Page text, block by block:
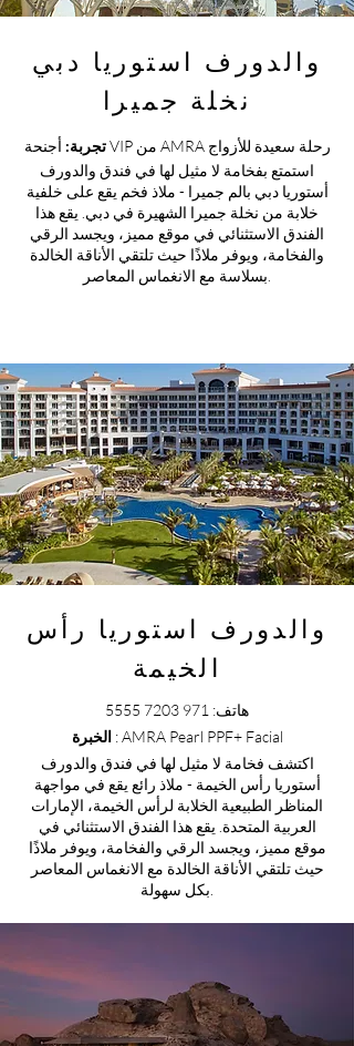
والدورف استوريا دبي
نخلة جميرا
تجربة:
أجنحة VIP من AMRA رحلة سعيدة للأزواج
استمتع بفخامة لا مثيل لها في فندق والدورف
أستوريا دبي بالم جميرا - ملاذ فخم يقع على خلفية
خلابة من نخلة جميرا الشهيرة في دبي. يقع هذا
الفندق الاستثنائي في موقع مميز، ويجسد الرقي
والفخامة، ويوفر ملاذًا حيث تلتقي الأناقة الخالدة
والدورف استوريا رأس
الخيمة
هاتف: 971 7203 5555
الخبرة: AMRA Pearl PPF+ Facial
اكتشف فخامة لا مثيل لها في فندق والدورف
أستوريا رأس الخيمة - ملاذ رائع يقع في مواجهة
المناظر الطبيعية الخلابة لرأس الخيمة، الإمارات
العربية المتحدة. يقع هذا الفندق الاستثنائي في
موقع مميز، ويجسد الرقي والفخامة، ويوفر ملاذًا
حيث تلتقي الأناقة الخالدة مع الانغماس المعاصر